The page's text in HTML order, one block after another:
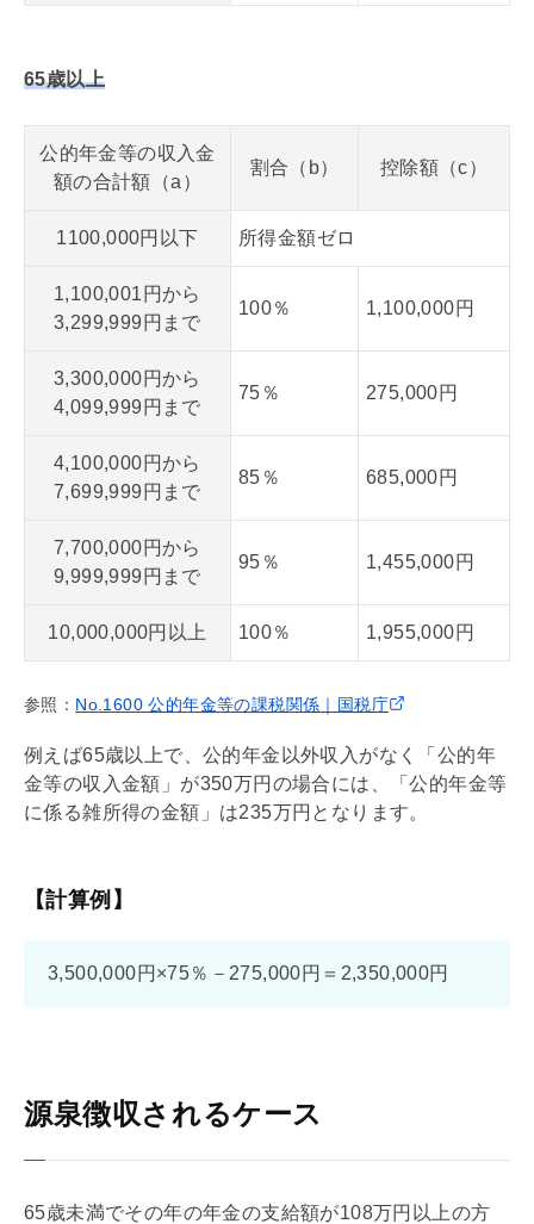
65歳以上
公的年金等の収入金
額の合計額（a）
割合（b） 控除額（c）
1100,000円以下 所得金額ゼロ
1,100,001円から
3,299,999円まで
100％ 1,100,000円
3,300,000円から
4,099,999円まで
75％ 275,000円
4,100,000円から
7,699,999円まで
85％ 685,000円
7,700,000円から
9,999,999円まで
95％ 1,455,000円
10,000,000円以上 100％ 1,955,000円
参照： No.1600 公的年金等の課税関係｜国税庁
例えば65歳以上で、公的年金以外収入がなく「公的年
金等の収入金額」が350万円の場合には、「公的年金等
に係る雑所得の金額」は235万円となります。
【計算例】
3,500,000円×75％－275,000円＝2,350,000円
源泉徴収されるケース
65歳未満でその年の年金の支給額が108万円以上の方